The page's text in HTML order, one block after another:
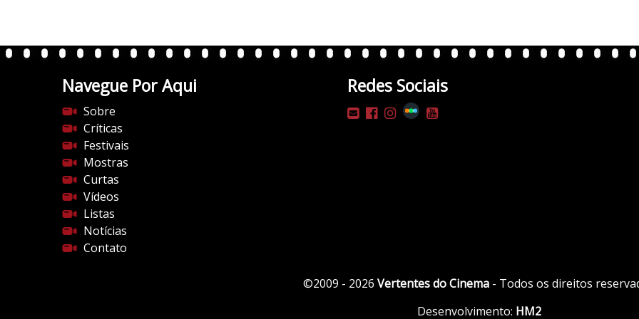
p
c
m
/
v
e
r
t
e
n
t
Navegue Por Aqui
Sobre
Críticas
Festivais
Mostras
Curtas
Vídeos
Listas
Notícias
Contato
Redes Sociais
©2009 - 2026 Vertentes do Cinema - Todos os direitos
Desenvolvimento: HM2